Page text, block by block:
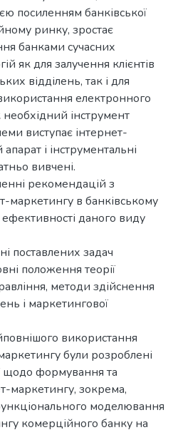
посиленням банківської
ринку, зростає
банками сучасних
як для залучення клієнтів
відділень, так і для
електронного
необхідний інструмент
виступає інтернет-
і інструментальні
вивчені.
рекомендацій з
маркетингу в банківському
даного виду
поставлених задач
положення теорії
методи здійснення
і маркетингової
використання
були розроблені
щодо формування та
маркетингу, зокрема,
моделювання
комерційного банку на